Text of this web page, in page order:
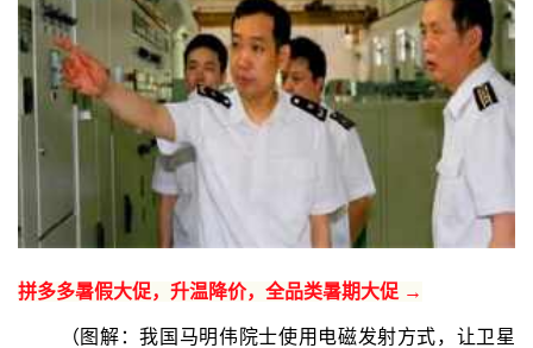
拼多多暑假大促，升温降价，全品类暑期大促 →
（图解：我国马明伟院士使用电磁发射方式，让卫星